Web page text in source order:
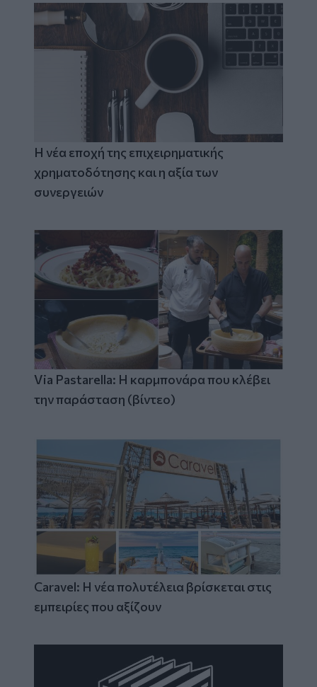
Η νέα εποχή της επιχειρηματικής
χρηματοδότησης και η αξία των
συνεργειών
Via Pastarella: Η καρμπονάρα που κλέβει
την παράσταση (βίντεο)
Caravel: Η νέα πολυτέλεια βρίσκεται στις
εμπειρίες που αξίζουν